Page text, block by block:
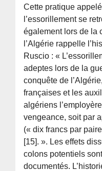
Cette pratique appelé
l’essorillement se
également lors de la
l’Algérie rappelle
Ruscio : «
adeptes lors de la
conquête de
françaises et les
algériens
vengeance, soit par
(« dix francs par
[15]. ». Les effets
colons potentiels
documentés.